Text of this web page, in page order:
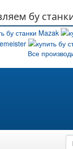
бу
Все